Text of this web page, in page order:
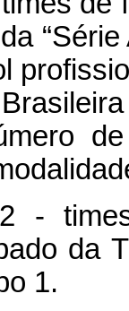
“Série
-
da
1.